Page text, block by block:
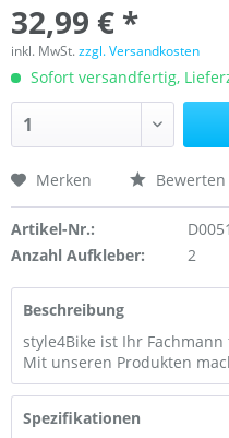
32,99 € *
inkl. MwSt.zzgl. Versandkosten
Sofort versandfertig,
Merken Bewerten
Artikel-Nr.:
Anzahl Aufkleber:
2
Beschreibung
style4Bike ist Ihr
Mit unseren Produkten
Spezifikationen